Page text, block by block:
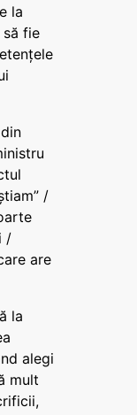
la
să fie
/
/
are
la
alegi
mult